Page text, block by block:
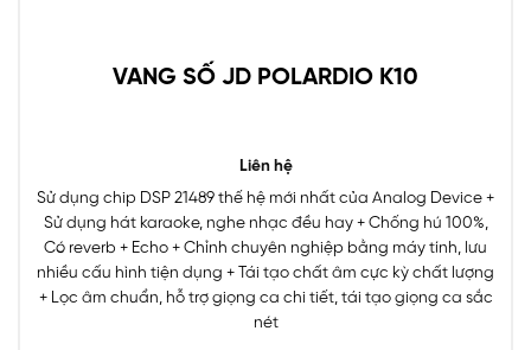
VANG SỐ JD POLARDIO K10
Liên hệ
Sử dụng chip DSP 21489 thế hệ mới nhất của Analog Device +
Sử dụng hát karaoke, nghe nhạc đều hay + Chống hú 100%,
Có reverb + Echo + Chỉnh chuyên nghiệp bằng máy tính, lưu
nhiều cấu hình tiện dụng + Tái tạo chất âm cực kỳ chất lượng
+ Lọc âm chuẩn, hỗ trợ giọng ca chi tiết, tái tạo giọng ca sắc
nét